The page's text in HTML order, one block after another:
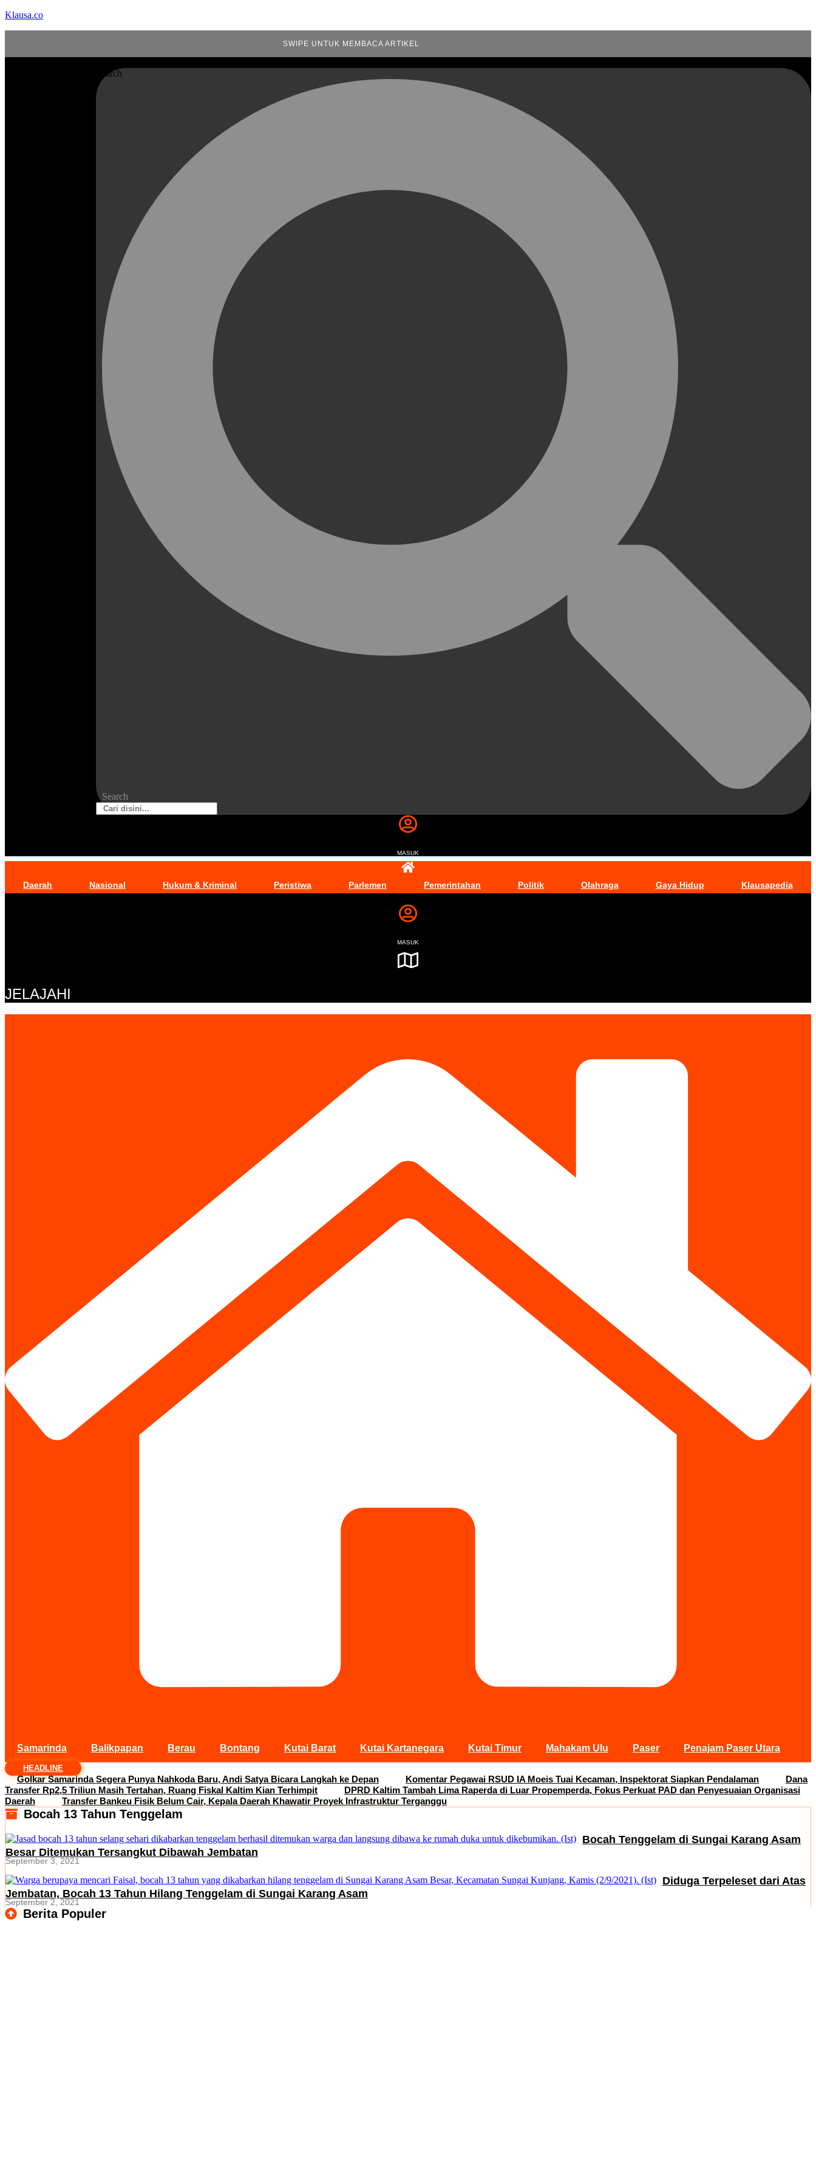
Klausa.co
SWIPE UNTUK MEMBACA ARTIKEL
Search
Search
MASUK
Daerah Nasional Hukum & Kriminal Peristiwa Parlemen Pemerintahan Politik Olahraga Gaya Hidup Klausapedia
MASUK
JELAJAHI
Samarinda Balikpapan Berau Bontang Kutai Barat Kutai Kartanegara Kutai Timur Mahakam Ulu Paser Penajam Paser Utara
HEADLINE
Golkar Samarinda Segera Punya Nahkoda Baru, Andi Satya Bicara Langkah ke Depan Komentar Pegawai RSUD IA Moeis Tuai Kecaman, Inspektorat Siapkan Pendalaman
Dana
Transfer Rp2,5 Triliun Masih Tertahan, Ruang Fiskal Kaltim Kian Terhimpit
DPRD Kaltim Tambah Lima Raperda di Luar Propemperda, Fokus Perkuat PAD dan Penyesuaian Organisasi
Daerah
Transfer Bankeu Fisik Belum Cair, Kepala Daerah Khawatir Proyek Infrastruktur Terganggu
Bocah 13 Tahun Tenggelam
Bocah Tenggelam di Sungai Karang Asam
Besar Ditemukan Tersangkut Dibawah Jembatan
September 3, 2021
Diduga Terpeleset dari Atas
Jembatan, Bocah 13 Tahun Hilang Tenggelam di Sungai Karang Asam
September 2, 2021
Berita Populer